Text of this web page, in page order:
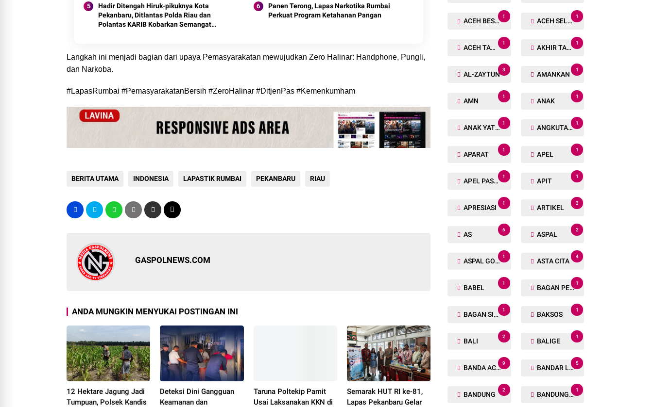
Hadir Ditengah Hiruk-pikuknya Kota
Pekanbaru, Ditlantas Polda Riau dan
Polantas KARIB Kobarkan Semangat
Panen Terong, Lapas Narkotika Rumbai
Perkuat Program Ketahanan Pangan
Langkah ini menjadi bagian dari upaya Pemasyarakatan mewujudkan Zero Halinar: Handphone, Pungli,
dan Narkoba.
#LapasRumbai #PemasyarakatanBersih #ZeroHalinar #DitjenPas #Kemenkumham
BERITA UTAMA INDONESIA LAPASTIK RUMBAI PEKANBARU RIAU
GASPOLNEWS.COM
ANDA MUNGKIN MENYUKAI POSTINGAN INI
12 Hektare Jagung Jadi
Tumpuan, Polsek Kandis
Deteksi Dini Gangguan
Keamanan dan
Taruna Poltekip Pamit
Usai Laksanakan KKN di
Semarak HUT RI ke-81,
Lapas Pekanbaru Gelar
ACEH BESAR
1
ACEH SELATAN
1
ACEH TAMIANG
1
AKHIR TAHUN
1
AL-ZAYTUN
3
AMANKAN
1
AMN
1
ANAK
1
ANAK YATIM
1
ANGKUTAN TRANSPORTASI
1
APARAT
1
APEL
1
APEL PASUKAN
1
APIT
1
APRESIASI
1
ARTIKEL
3
AS
6
ASPAL
2
ASPAL GORENG
1
ASTA CITA
4
BABEL
1
BAGAN PETE
1
BAGAN SIAPIN API
1
BAKSOS
1
BALI
2
BALIGE
1
BANDA ACEH
9
BANDAR LAMPUNG
5
BANDUNG
2
BANDUNG BARAT
1